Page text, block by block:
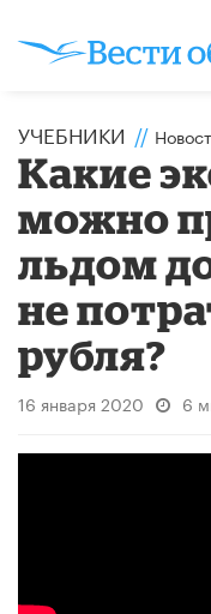
УЧЕБНИКИ //
Какие
можно
льдом
не
рубля?
16 января 2020 6